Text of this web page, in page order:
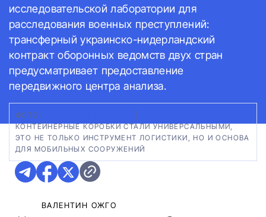
исследовательской лаборатории для
расследования военных преступлений:
трансферный украинско-нидерландский
контракт оборонных ведомств двух стран
предусматривает предоставление
передвижного центра анализа.
ФОТО:
КОНТЕЙНЕРНЫЕ КОРОБКИ СТАЛИ УНИВЕРСАЛЬНЫМИ,
ЭТО НЕ ТОЛЬКО ИНСТРУМЕНТ ЛОГИСТИКИ, НО И ОСНОВА
ДЛЯ МОБИЛЬНЫХ СООРУЖЕНИЙ
ВАЛЕНТИН ОЖГО